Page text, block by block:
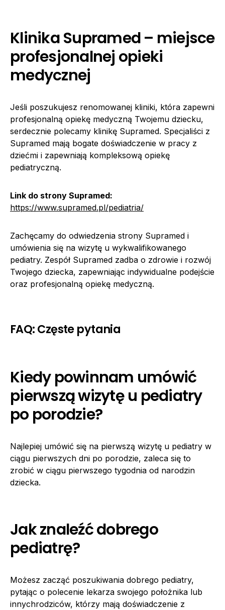
Klinika Supramed – miejsce
profesjonalnej opieki
medycznej
Jeśli poszukujesz renomowanej kliniki, która zapewni
profesjonalną opiekę medyczną Twojemu dziecku,
serdecznie polecamy klinikę Supramed. Specjaliści z
Supramed mają bogate doświadczenie w pracy z
dziećmi i zapewniają kompleksową opiekę
pediatryczną.
Link do strony Supramed:
https://www.supramed.pl/pediatria/
Zachęcamy do odwiedzenia strony Supramed i
umówienia się na wizytę u wykwalifikowanego
pediatry. Zespół Supramed zadba o zdrowie i rozwój
Twojego dziecka, zapewniając indywidualne podejście
oraz profesjonalną opiekę medyczną.
FAQ: Częste pytania
Kiedy powinnam umówić
pierwszą wizytę u pediatry
po porodzie?
Najlepiej umówić się na pierwszą wizytę u pediatry w
ciągu pierwszych dni po porodzie, zaleca się to
zrobić w ciągu pierwszego tygodnia od narodzin
dziecka.
Jak znaleźć dobrego
pediatrę?
Możesz zacząć poszukiwania dobrego pediatry,
pytając o polecenie lekarza swojego położnika lub
innychrodziców, którzy mają doświadczenie z